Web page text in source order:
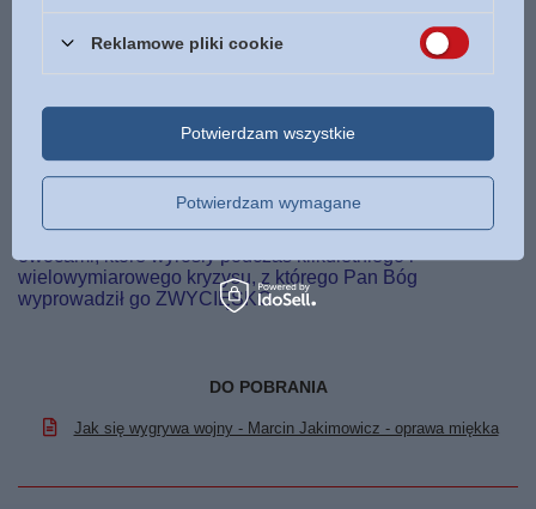
Interesuje go to, co mówi dziś do Kościoła Duch Święty.
Przed dwudziestu laty opublikował książkę „Radykalni” –
Malejonkiem, Piotrem Żyżelewiczem i Grzegorzem
Wacławem „Dzikim”. Wywiady z czołowymi muzykami
rodzimego undergroundu i ikonami kultury niezależnej,
którzy przeżyli nawrócenie i publicznie przyznawali się do
W książce “JAK SIĘ WYGRYWA WOJNY” dzieli się
owocami, które wyrosły podczas kilkuletniego i
wielowymiarowego kryzysu, z którego Pan Bóg
wyprowadził go ZWYCIĘSKO.
DO POBRANIA
Jak się wygrywa wojny - Marcin Jakimowicz - oprawa miękka
Reklamowe pliki cookie
Potwierdzam wymagane
Potwierdzam wszystkie